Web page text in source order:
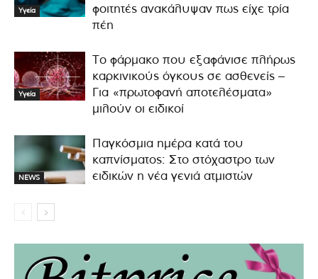
Υγεία
φοιτητές ανακάλυψαν πως είχε τρία
πέη
Υγεία
Το φάρμακο που εξαφάνισε πλήρως
καρκινικούς όγκους σε ασθενείς –
Για «πρωτοφανή αποτελέσματα»
μιλούν οι ειδικοί
NEWS
Παγκόσμια ημέρα κατά του
καπνίσματος: Στο στόχαστρο των
ειδικών η νέα γενιά ατμιστών